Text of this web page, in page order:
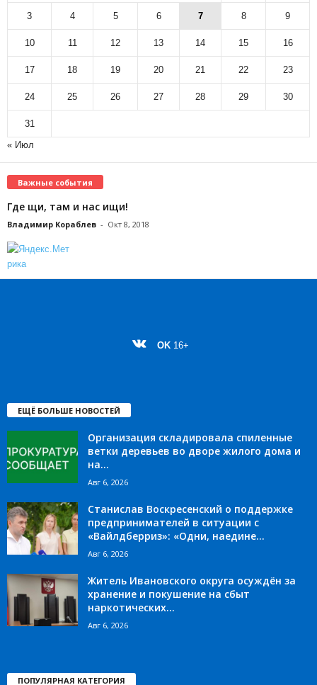
3 4 5 6 7 8 9
10 11 12 13 14 15 16
17 18 19 20 21 22 23
24 25 26 27 28 29 30
31
« Июл
Важные события
Где щи, там и нас ищи!
Владимир Кораблев - Окт 8, 2018
OK 16+
ЕЩЁ БОЛЬШЕ НОВОСТЕЙ
Организация складировала спиленные
ветки деревьев во дворе жилого дома и
на...
Авг 6, 2026
Станислав Воскресенский о поддержке
предпринимателей в ситуации с
«Вайлдберриз»: «Одни, наедине...
Авг 6, 2026
Житель Ивановского округа осуждён за
хранение и покушение на сбыт
наркотических...
Авг 6, 2026
ПОПУЛЯРНАЯ КАТЕГОРИЯ